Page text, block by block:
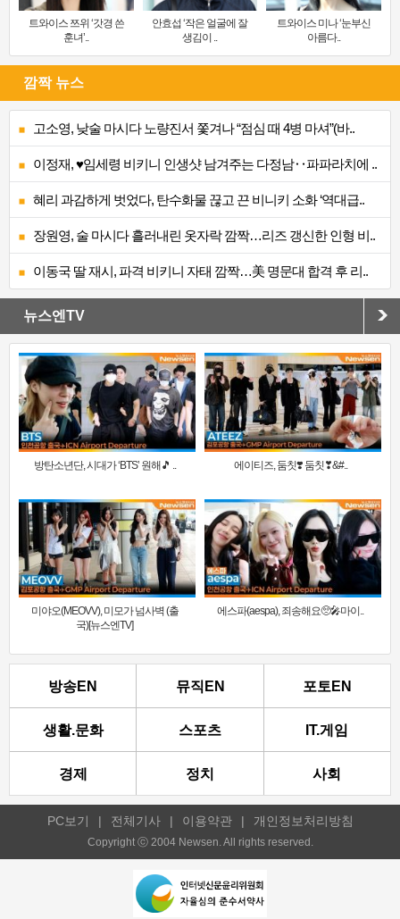
트와이스 쯔위 ‘갓경 쓴
훈녀’..
안효섭 ‘작은 얼굴에 잘
생김이 ..
트와이스 미나 ‘눈부신
아름다..
깜짝 뉴스
고소영, 낮술 마시다 노량진서 쫓겨나 “점심 때 4병 마셔”(바..
이정재, ♥임세령 비키니 인생샷 남겨주는 다정남‥파파라치에 ..
혜리 과감하게 벗었다, 탄수화물 끊고 끈 비니키 소화 ‘역대급..
장원영, 술 마시다 흘러내린 옷자락 깜짝…리즈 갱신한 인형 비..
이동국 딸 재시, 파격 비키니 자태 깜짝…美 명문대 합격 후 리..
뉴스엔TV
방탄소년단, 시대가 ‘BTS’ 원해🎵 .. 에이티즈, 둠칫❣️ 둠칫❣&#..
미야오(MEOVV), 미모가 넘사벽 (출
국)[뉴스엔TV]
에스파(aespa), 죄송해요🥺🎤마이..
방송EN 뮤직EN 포토EN
생활.문화 스포츠 IT.게임
경제 정치 사회
PC보기 | 전체기사 | 이용약관 | 개인정보처리방침
Copyright ⓒ 2004 Newsen. All rights reserved.